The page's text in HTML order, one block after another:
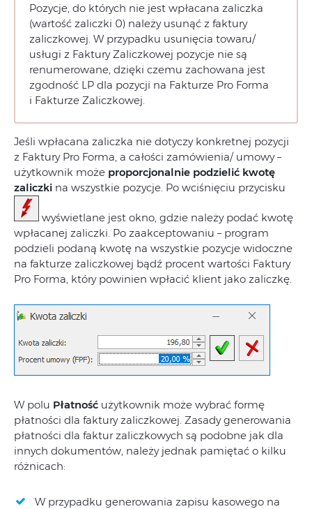
Pozycje, do których nie jest wpłacana zaliczka
(wartość zaliczki 0) należy usunąć z faktury
zaliczkowej. W przypadku usunięcia towaru/
usługi z Faktury Zaliczkowej pozycje nie są
renumerowane, dzięki czemu zachowana jest
zgodność LP dla pozycji na Fakturze Pro Forma
i Fakturze Zaliczkowej.
Jeśli wpłacana zaliczka nie dotyczy konkretnej pozycji
z Faktury Pro Forma, a całości zamówienia/ umowy –
użytkownik może proporcjonalnie podzielić kwotę
zaliczki na wszystkie pozycje. Po wciśnięciu przycisku
wyświetlane jest okno, gdzie należy podać kwotę
wpłacanej zaliczki. Po zaakceptowaniu – program
podzieli podaną kwotę na wszystkie pozycje widoczne
na fakturze zaliczkowej bądź procent wartości Faktury
Pro Forma, który powinien wpłacić klient jako zaliczkę.
W polu Płatność użytkownik może wybrać formę
płatności dla faktury zaliczkowej. Zasady generowania
płatności dla faktur zaliczkowych są podobne jak dla
innych dokumentów, należy jednak pamiętać o kilku
różnicach:
W przypadku generowania zapisu kasowego na